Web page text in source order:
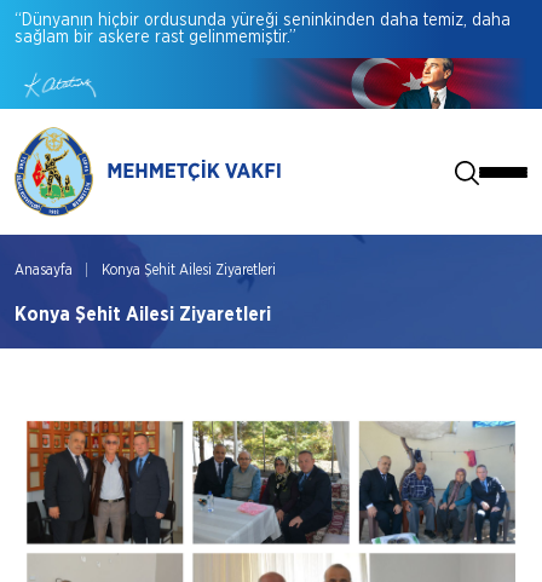
“Dünyanın hiçbir ordusunda yüreği seninkinden daha temiz, daha
sağlam bir askere rast gelinmemiştir.”
Anasayfa Konya Şehit Ailesi Ziyaretleri
Konya Şehit Ailesi Ziyaretleri